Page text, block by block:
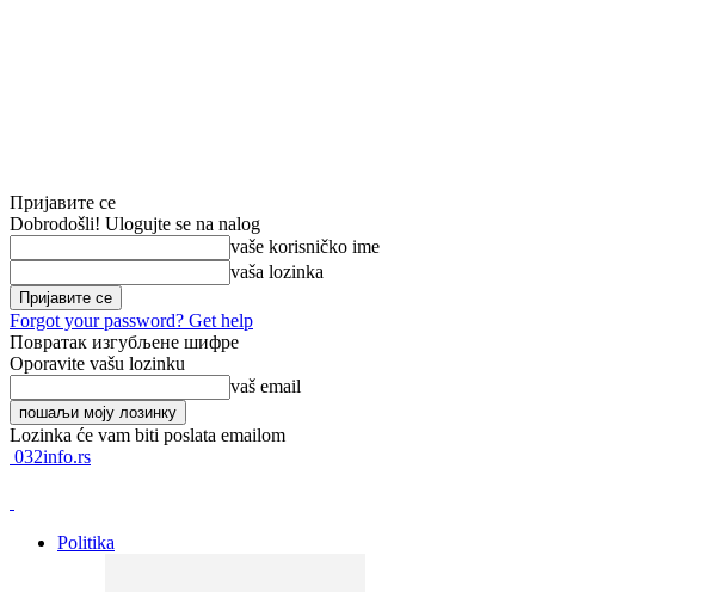
Пријавите се
Dobrodošli! Ulogujte se na nalog
vaše korisničko ime
vaša lozinka
Forgot your password? Get help
Повратак изгубљене шифре
Oporavite vašu lozinku
vaš email
Lozinka će vam biti poslata emailom
032info.rs
Politika